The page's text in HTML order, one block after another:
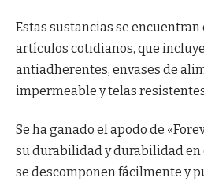
Estas sustancias se
artículos cotidianos, que
antiadherentes, envases de
impermeable y telas
Se ha ganado el apodo de
su durabilidad y durabilidad en
se descomponen fácilmente y